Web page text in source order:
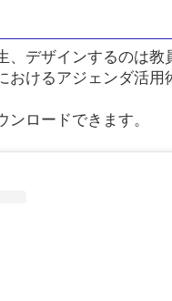
、デザインするのは
おけるアジェンダ活
ンロードできます。